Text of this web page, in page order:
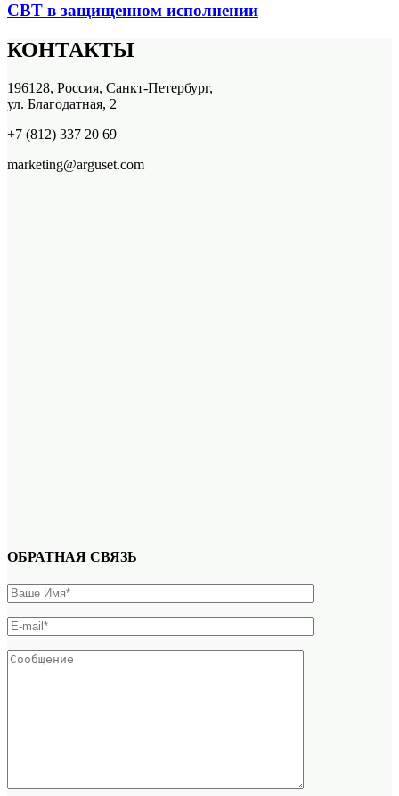
СВТ в защищенном исполнении
КОНТАКТЫ
196128, Россия, Санкт-Петербург,
ул. Благодатная, 2
+7 (812) 337 20 69
marketing@arguset.com
ОБРАТНАЯ СВЯЗЬ